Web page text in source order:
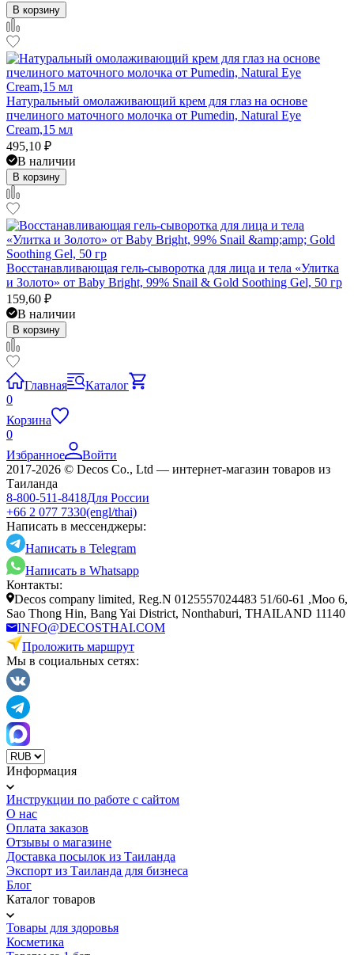
В корзину
Натуральный омолаживающий крем для глаз на основе
пчелиного маточного молочка от Pumedin, Natural Eye
Cream,15 мл
495,10 ₽
В наличии
В корзину
Восстанавливающая гель-сыворотка для лица и тела «Улитка
и Золото» от Baby Bright, 99% Snail & Gold Soothing Gel, 50 гр
159,60 ₽
В наличии
В корзину
Главная
Каталог
0
Корзина
0
Избранное
Войти
2017-2026 © Decos Co., Ltd — интернет-магазин товаров из
Таиланда
8-800-511-8418Для России
+66 2 077 7330(engl/thai)
Написать в мессенджеры:
Написать в Telegram
Написать в Whatsapp
Контакты:
Decos company limited, Reg.N 0125557024483 51/60-61 ,Moo 6,
Sao Thong Hin, Bang Yai District, Nonthaburi, THAILAND 11140
INFO@DECOSTHAI.COM
Проложить маршрут
Мы в социальных сетях:
Информация
Инструкции по работе с сайтом
О нас
Оплата заказов
Отзывы о магазине
Доставка посылок из Таиланда
Экспорт из Таиланда для бизнеса
Блог
Каталог товаров
Товары для здоровья
Косметика